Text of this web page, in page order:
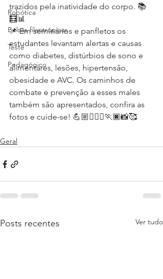
Robótica
Bolsas filantrópicas
Teste
Pedagógico
trazidos pela inatividade do corpo. 📚
🧮📊
📌 Em seminários e panfletos os
estudantes levantam alertas e causas
como diabetes, distúrbios de sono e
alimentares, lesões, hipertensão,
obesidade e AVC. Os caminhos de
combate e prevenção a esses males
também são apresentados, confira as
fotos e cuide-se! 💪🏼🏃🏻‍♀🏃🏿📸🥰
Geral
Posts recentes Ver tudo